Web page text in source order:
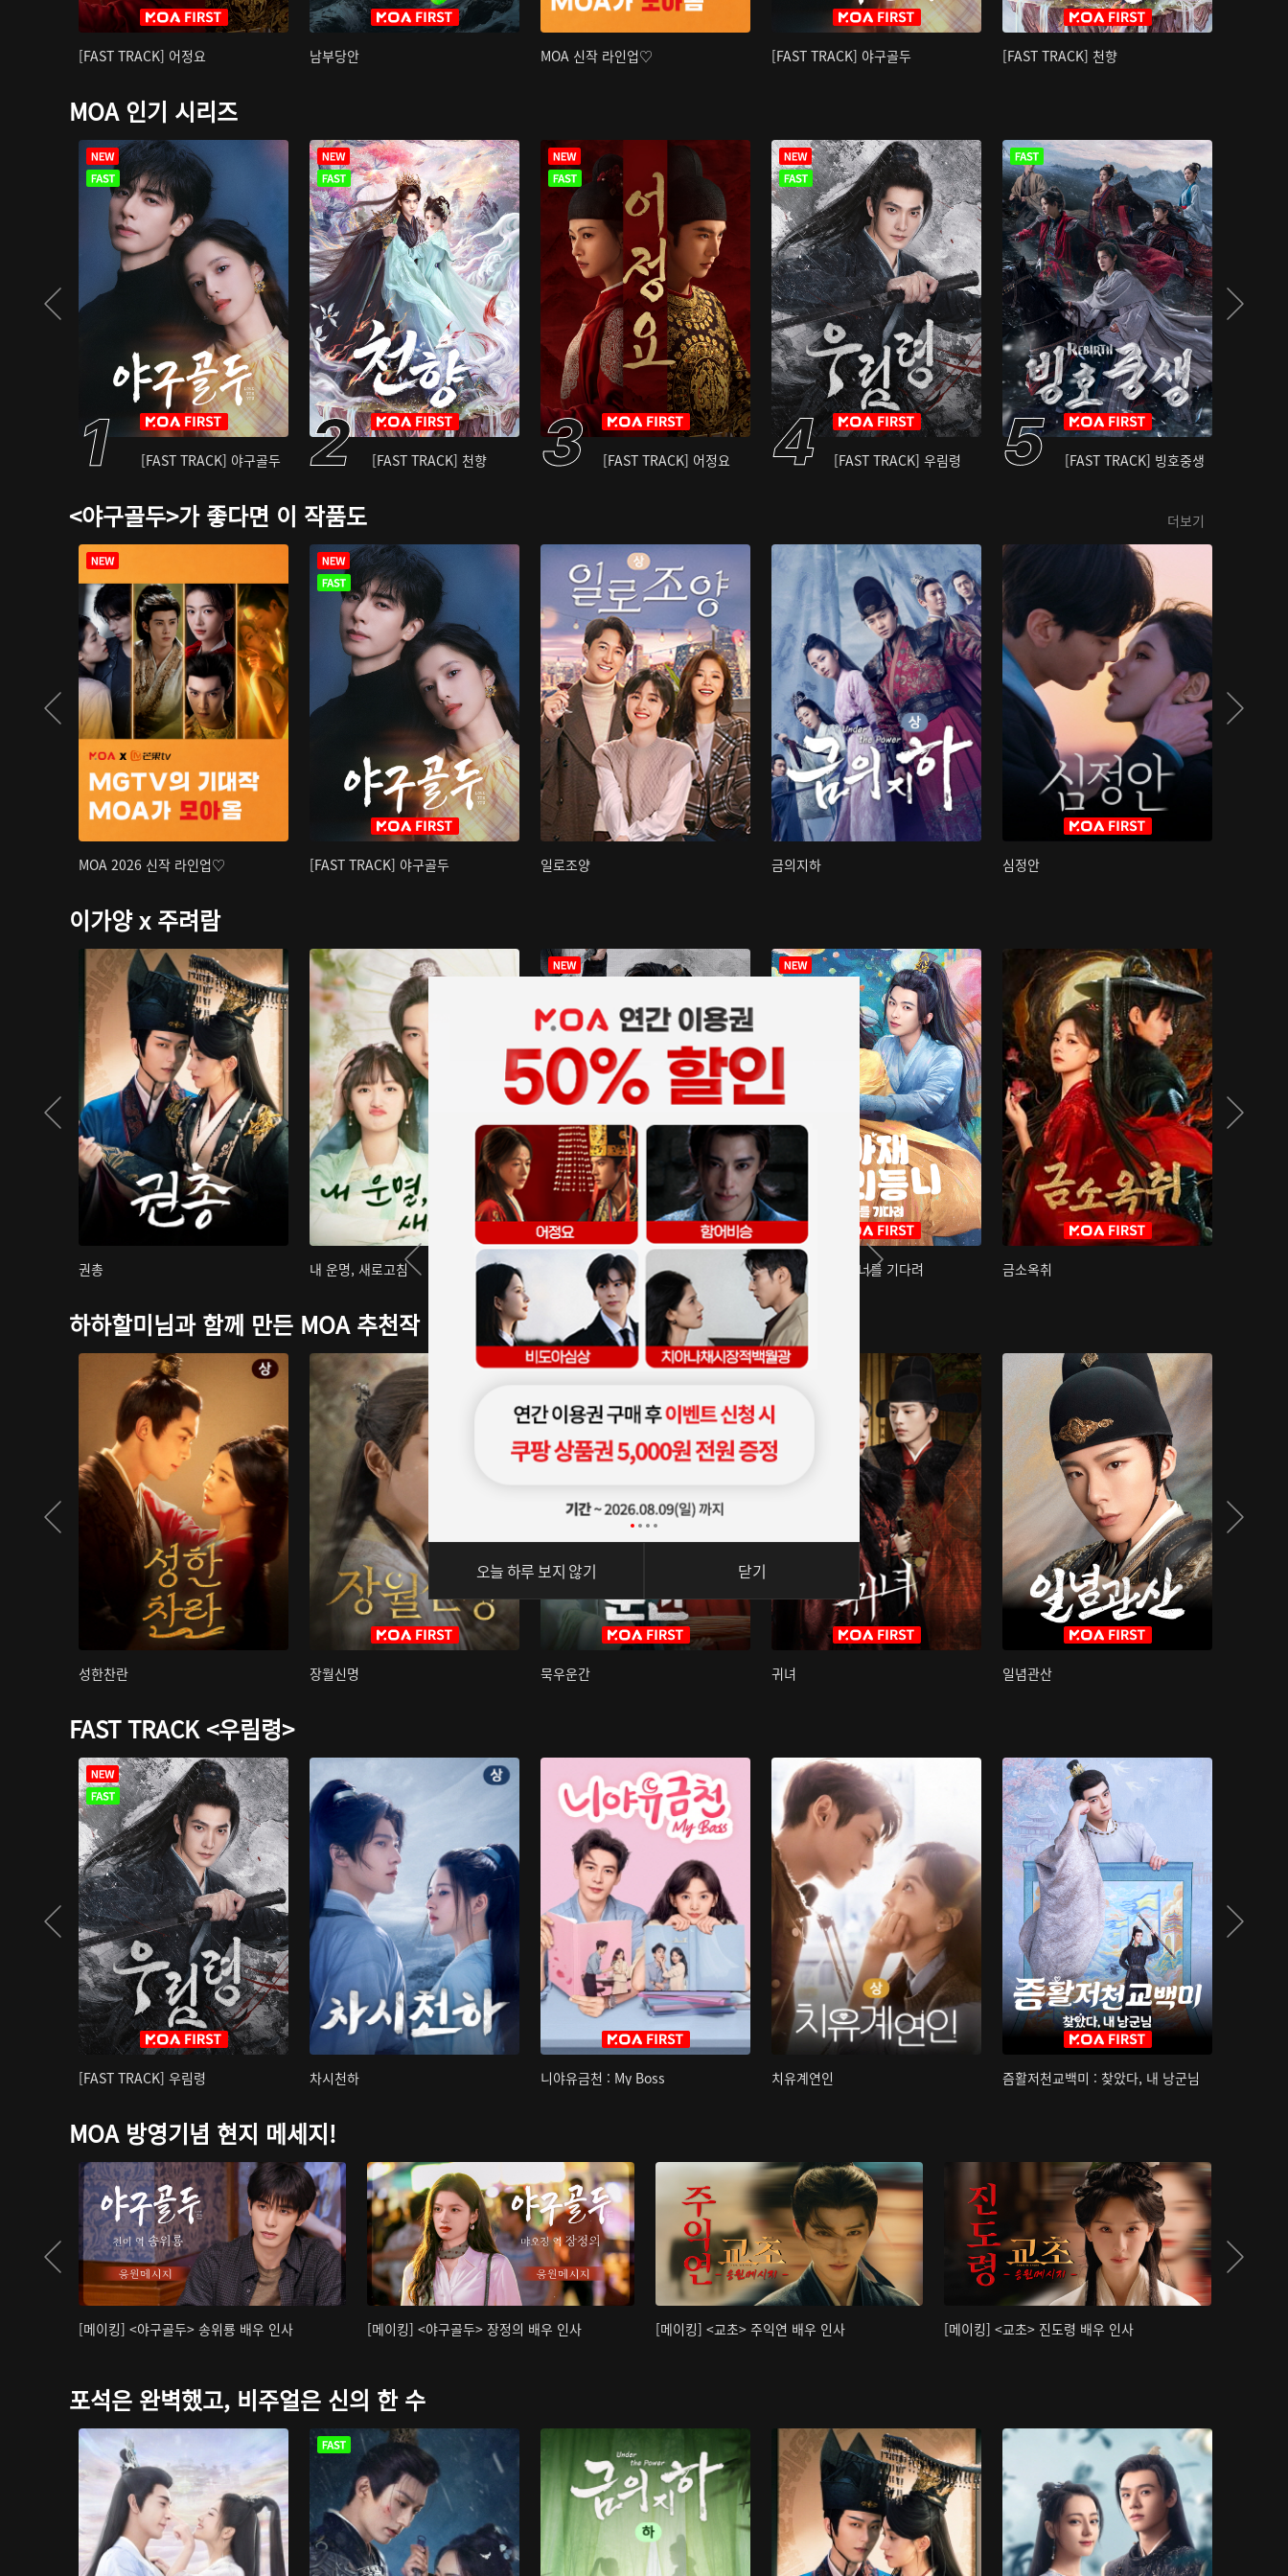
[FAST TRACK] 어정요 남부당안 MOA 신작 라인업♡ [FAST TRACK] 야구골두 [FAST TRACK] 천향
MOA 인기 시리즈
[FAST TRACK] 야구골두 [FAST TRACK] 천향 [FAST TRACK] 어정요 [FAST TRACK] 우림령 [FAST TRACK] 빙호중생
<야구골두>가 좋다면 이 작품도 더보기
MOA 2026 신작 라인업♡ [FAST TRACK] 야구골두 일로조양 금의지하 심정안
이가양 x 주려람
권총 내 운명, 새로고침 아재저리등니 : 너를 기다려 금소옥취
하하할미님과 함께 만든 MOA 추천작
성한찬란 장월신명 묵우운간 귀녀 일념관산
FAST TRACK <우림령>
[FAST TRACK] 우림령 차시천하 니야유금천 : My Boss 치유계연인 즘활저천교백미 : 찾았다, 내 낭군님
MOA 방영기념 현지 메세지!
[메이킹] <야구골두> 송위룡 배우 인사 [메이킹] <야구골두> 장정의 배우 인사 [메이킹] <교초> 주익연 배우 인사 [메이킹] <교초> 진도령 배우 인사
포석은 완벽했고, 비주얼은 신의 한 수
오늘 하루 보지 않기 닫기